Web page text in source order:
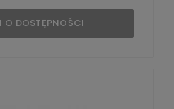
O DOSTĘPNOŚCI